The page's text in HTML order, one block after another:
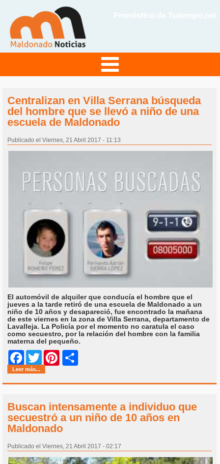
Centralizan en Villa Serrana búsqueda
del hombre que se llevó a niño de una
escuela de Maldonado
Publicado el Viernes, 21 Abril 2017 - 11:13
El automóvil de alquiler que conducía el hombre que el
jueves a la tarde retiró de una escuela de Maldonado a un
niño de 10 años y desapareció, fue encontrado la mañana
de este viernes en la zona de Villa Serrana, departamento de
Lavalleja. La Policía por el momento no caratula el caso
como secuestro, por la relación del hombre con la familia
materna del pequeño.
Facebook
Twitter Pinterest
Leer más...
Buscan intensamente a individuo que
secuestró a un niño de 10 años en
Maldonado
Publicado el Viernes, 21 Abril 2017 - 02:17